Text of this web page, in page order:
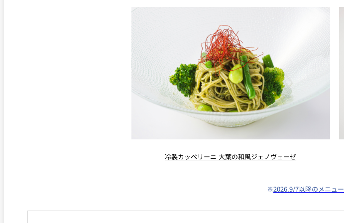
冷製カッペリーニ 大葉の和風ジェノヴェーゼ
※2026.9/7以降のメニュー